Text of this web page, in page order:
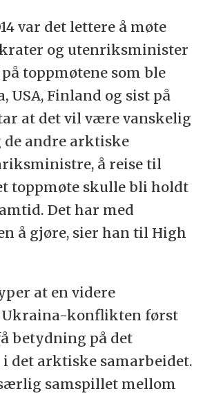
var det lettere å møte
og utenriksminister
toppmøtene som ble
USA, Finland og sist på
at det vil være vanskelig
de andre arktiske
å reise til
toppmøte skulle bli holdt
Det har med
å gjøre, sier han til High
at en videre
Ukraina-konflikten først
betydning på det
det arktiske samarbeidet.
samspillet mellom